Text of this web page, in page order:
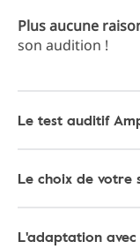
Plus aucune
son audition !
Le test auditif
Le choix de votre
L'adaptation avec